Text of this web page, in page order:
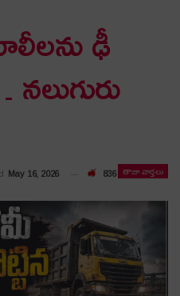
ఢీ
తాజా వార్తలు
May 16, 2026 836